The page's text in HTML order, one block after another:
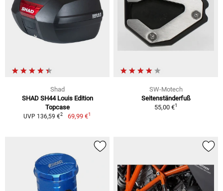
Shad
SHAD SH44 Louis Edition
Topcase
UVP 136,59 €2 69,99 €1
SW-Motech
Seitenständerfuß
55,00 €1